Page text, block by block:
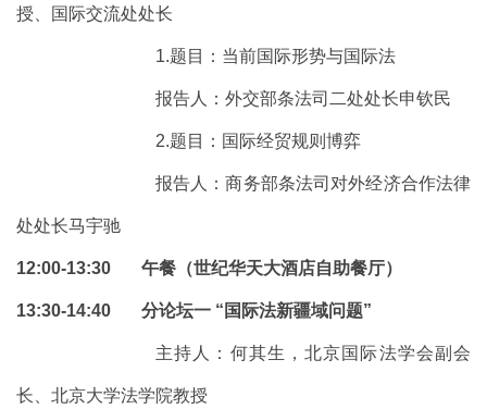
授、国际交流处处长
1.题目：当前国际形势与国际法
报告人：外交部条法司二处处长申钦民
2.题目：国际经贸规则博弈
报告人：商务部条法司对外经济合作法律
处处长马宇驰
12:00-13:30 午餐（世纪华天大酒店自助餐厅）
13:30-14:40 分论坛一 “国际法新疆域问题”
主持人：何其生，北京国际法学会副会
长、北京大学法学院教授